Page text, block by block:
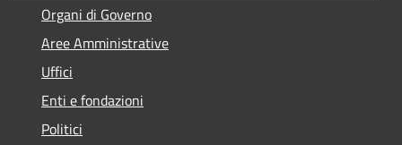
Organi di Governo
Aree Amministrative
Uffici
Enti e fondazioni
Politici